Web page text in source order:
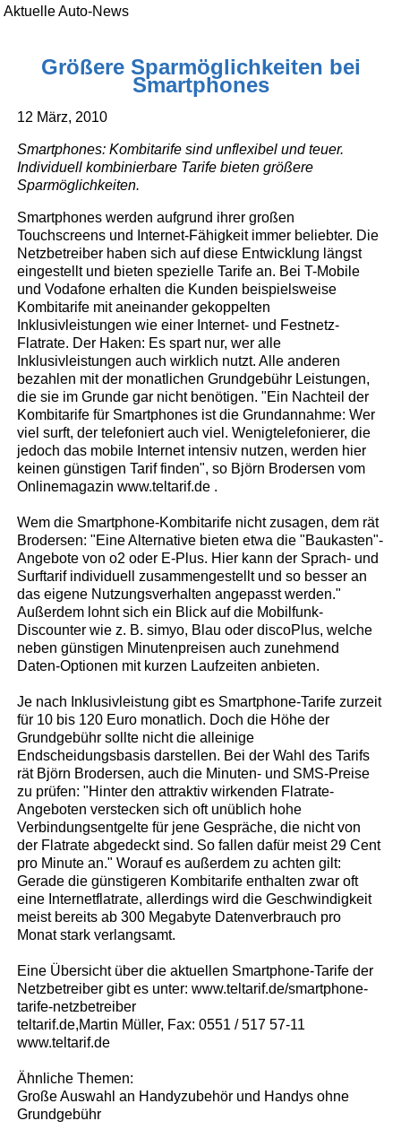
Aktuelle Auto-News
Größere Sparmöglichkeiten bei
Smartphones
12 März, 2010
Smartphones: Kombitarife sind unflexibel und teuer.
Individuell kombinierbare Tarife bieten größere
Sparmöglichkeiten.
Smartphones werden aufgrund ihrer großen
Touchscreens und Internet-Fähigkeit immer beliebter. Die
Netzbetreiber haben sich auf diese Entwicklung längst
eingestellt und bieten spezielle Tarife an. Bei T-Mobile
und Vodafone erhalten die Kunden beispielsweise
Kombitarife mit aneinander gekoppelten
Inklusivleistungen wie einer Internet- und Festnetz-
Flatrate. Der Haken: Es spart nur, wer alle
Inklusivleistungen auch wirklich nutzt. Alle anderen
bezahlen mit der monatlichen Grundgebühr Leistungen,
die sie im Grunde gar nicht benötigen. "Ein Nachteil der
Kombitarife für Smartphones ist die Grundannahme: Wer
viel surft, der telefoniert auch viel. Wenigtelefonierer, die
jedoch das mobile Internet intensiv nutzen, werden hier
keinen günstigen Tarif finden", so Björn Brodersen vom
Onlinemagazin www.teltarif.de .
Wem die Smartphone-Kombitarife nicht zusagen, dem rät
Brodersen: "Eine Alternative bieten etwa die "Baukasten"-
Angebote von o2 oder E-Plus. Hier kann der Sprach- und
Surftarif individuell zusammengestellt und so besser an
das eigene Nutzungsverhalten angepasst werden."
Außerdem lohnt sich ein Blick auf die Mobilfunk-
Discounter wie z. B. simyo, Blau oder discoPlus, welche
neben günstigen Minutenpreisen auch zunehmend
Daten-Optionen mit kurzen Laufzeiten anbieten.
Je nach Inklusivleistung gibt es Smartphone-Tarife zurzeit
für 10 bis 120 Euro monatlich. Doch die Höhe der
Grundgebühr sollte nicht die alleinige
Endscheidungsbasis darstellen. Bei der Wahl des Tarifs
rät Björn Brodersen, auch die Minuten- und SMS-Preise
zu prüfen: "Hinter den attraktiv wirkenden Flatrate-
Angeboten verstecken sich oft unüblich hohe
Verbindungsentgelte für jene Gespräche, die nicht von
der Flatrate abgedeckt sind. So fallen dafür meist 29 Cent
pro Minute an." Worauf es außerdem zu achten gilt:
Gerade die günstigeren Kombitarife enthalten zwar oft
eine Internetflatrate, allerdings wird die Geschwindigkeit
meist bereits ab 300 Megabyte Datenverbrauch pro
Monat stark verlangsamt.
Eine Übersicht über die aktuellen Smartphone-Tarife der
Netzbetreiber gibt es unter: www.teltarif.de/smartphone-
tarife-netzbetreiber
teltarif.de,Martin Müller, Fax: 0551 / 517 57-11
www.teltarif.de
Ähnliche Themen:
Große Auswahl an Handyzubehör und Handys ohne
Grundgebühr